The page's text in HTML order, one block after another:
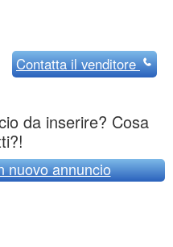
Contattail venditore
da inserire? Cosa
nuovo annuncio